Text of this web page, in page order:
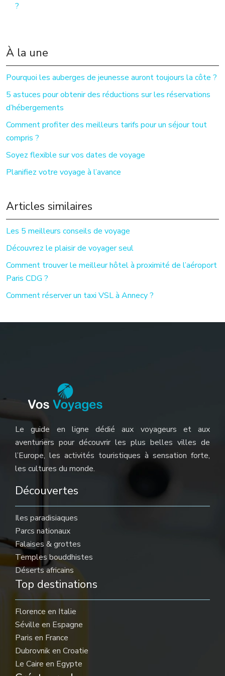
?
À la une
Pourquoi les auberges de jeunesse auront toujours la côte ?
5 astuces pour obtenir des réductions sur les réservations
d’hébergements
Comment profiter des meilleurs tarifs pour un séjour tout
compris ?
Soyez flexible sur vos dates de voyage
Planifiez votre voyage à l’avance
Articles similaires
Les 5 meilleurs conseils de voyage
Découvrez le plaisir de voyager seul
Comment trouver le meilleur hôtel à proximité de l’aéroport
Paris CDG ?
Comment réserver un taxi VSL à Annecy ?
Le guide en ligne dédié aux voyageurs et aux
aventuriers pour découvrir les plus belles villes de
l’Europe, les activités touristiques à sensation forte,
les cultures du monde.
Découvertes
Iles paradisiaques
Parcs nationaux
Falaises & grottes
Temples bouddhistes
Déserts africains
Top destinations
Florence en Italie
Séville en Espagne
Paris en France
Dubrovnik en Croatie
Le Caire en Egypte